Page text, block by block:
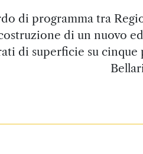
di programma tra
di un nuovo
di superficie su cinque